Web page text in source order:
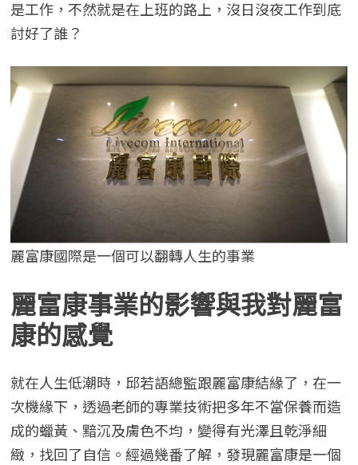
是工作，不然就是在上班的路上，沒日沒夜工作到底
討好了誰？
麗富康國際是一個可以翻轉人生的事業
麗富康事業的影響與我對麗富
康的感覺
就在人生低潮時，邱若語總監跟麗富康結緣了，在一
次機緣下，透過老師的專業技術把多年不當保養而造
成的蠟黃、黯沉及膚色不均，變得有光澤且乾淨細
緻，找回了自信。經過幾番了解，發現麗富康是一個